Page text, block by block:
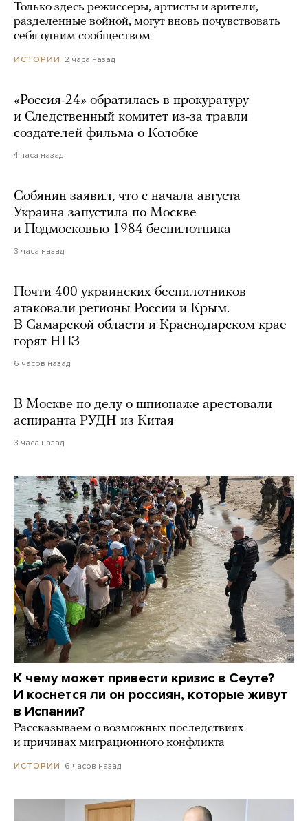
Только здесь режиссеры, артисты и зрители,
разделенные войной, могут вновь почувствовать
себя одним сообществом
ИСТОРИИ 2 часа назад
«Россия-24» обратилась в прокуратуру
и Следственный комитет из-за травли
создателей фильма о Колобке
4 часа назад
Собянин заявил, что с начала августа
Украина запустила по Москве
и Подмосковью 1984 беспилотника
3 часа назад
Почти 400 украинских беспилотников
атаковали регионы России и Крым.
В Самарской области и Краснодарском крае
горят НПЗ
6 часов назад
В Москве по делу о шпионаже арестовали
аспиранта РУДН из Китая
3 часа назад
К чему может привести кризис в Сеуте?
И коснется ли он россиян, которые живут
в Испании?
Рассказываем о возможных последствиях
и причинах миграционного конфликта
ИСТОРИИ 6 часов назад